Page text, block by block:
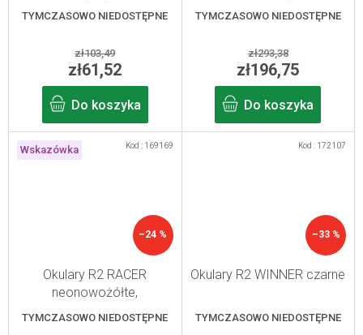
TYMCZASOWO NIEDOSTĘPNE
zł103,49
zł61,52
Do koszyka
TYMCZASOWO NIEDOSTĘPNE
zł293,38
zł196,75
Do koszyka
Wskazówka
–24 %
Okulary R2 RACER
neonowożółte,
fotochromatyczne
TYMCZASOWO NIEDOSTĘPNE
Kod : 169169
–33 %
Okulary R2 WINNER czarne
TYMCZASOWO NIEDOSTĘPNE
Kod : 172107